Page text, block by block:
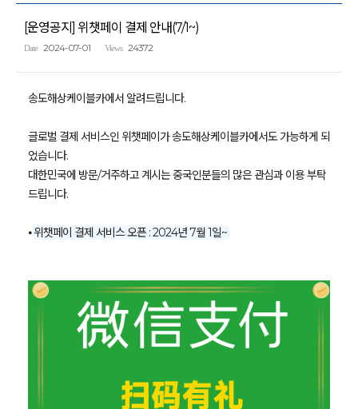
[운영공지] 위챗페이 결제 안내(7/1~)
Date 2024-07-01 Views 24372
송도해상케이블카에서 알려드립니다.
글로벌 결제 서비스인 위챗페이가 송도해상케이블카에서도 가능하게 되
었습니다.
대한민국에 방문/거주하고 계시는 중국인분들의 많은 관심과 이용 부탁
드립니다.
⦁위챗페이 결제 서비스 오픈 : 2024년 7월 1일~